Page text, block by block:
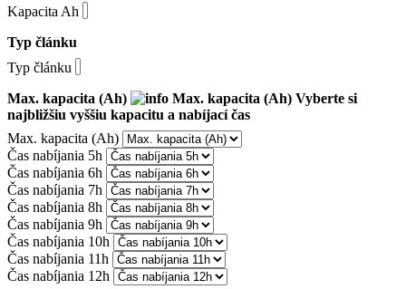
Kapacita Ah
Typ článku
Typ článku
Max. kapacita (Ah)
Max. kapacita (Ah) Vyberte si
najbližšiu vyššiu kapacitu a nabíjací čas
Max. kapacita (Ah)
Čas nabíjania 5h
Čas nabíjania 6h
Čas nabíjania 7h
Čas nabíjania 8h
Čas nabíjania 9h
Čas nabíjania 10h
Čas nabíjania 11h
Čas nabíjania 12h